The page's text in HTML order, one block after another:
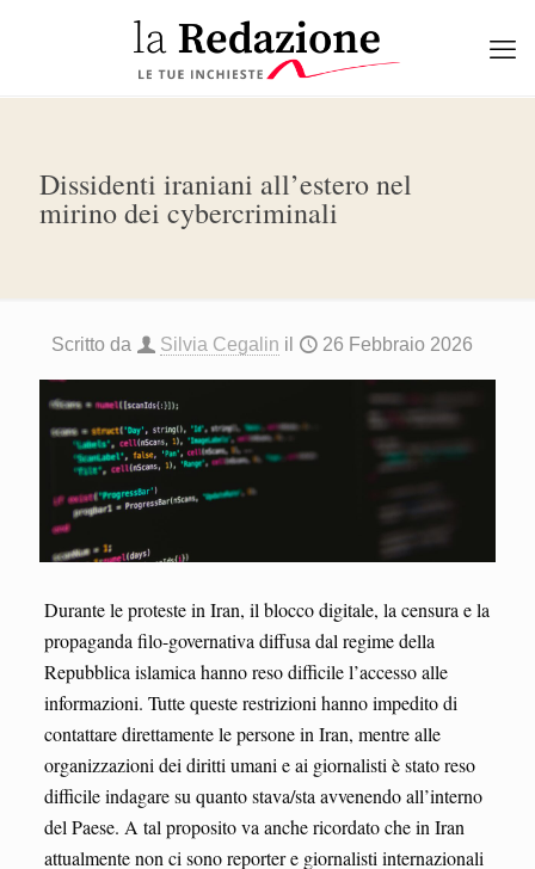
Dissidenti iraniani all’estero nel
mirino dei cybercriminali
Scritto da Silvia Cegalin il 26 Febbraio 2026
Durante le proteste in Iran, il blocco digitale, la censura e la
propaganda filo-governativa diffusa dal regime della
Repubblica islamica hanno reso difficile l’accesso alle
informazioni. Tutte queste restrizioni hanno impedito di
contattare direttamente le persone in Iran, mentre alle
organizzazioni dei diritti umani e ai giornalisti è stato reso
difficile indagare su quanto stava/sta avvenendo all’interno
del Paese. A tal proposito va anche ricordato che in Iran
attualmente non ci sono reporter e giornalisti internazionali